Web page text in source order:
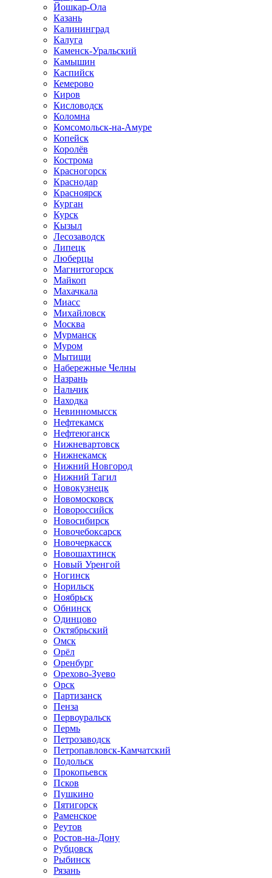
Йошкар-Ола
Казань
Калининград
Калуга
Каменск-Уральский
Камышин
Каспийск
Кемерово
Киров
Кисловодск
Коломна
Комсомольск-на-Амуре
Копейск
Королёв
Кострома
Красногорск
Краснодар
Красноярск
Курган
Курск
Кызыл
Лесозаводск
Липецк
Люберцы
Магнитогорск
Майкоп
Махачкала
Миасс
Михайловск
Москва
Мурманск
Муром
Мытищи
Набережные Челны
Назрань
Нальчик
Находка
Невинномысск
Нефтекамск
Нефтеюганск
Нижневартовск
Нижнекамск
Нижний Новгород
Нижний Тагил
Новокузнецк
Новомосковск
Новороссийск
Новосибирск
Новочебоксарск
Новочеркасск
Новошахтинск
Новый Уренгой
Ногинск
Норильск
Ноябрьск
Обнинск
Одинцово
Октябрьский
Омск
Орёл
Оренбург
Орехово-Зуево
Орск
Партизанск
Пенза
Первоуральск
Пермь
Петрозаводск
Петропавловск-Камчатский
Подольск
Прокопьевск
Псков
Пушкино
Пятигорск
Раменское
Реутов
Ростов-на-Дону
Рубцовск
Рыбинск
Рязань